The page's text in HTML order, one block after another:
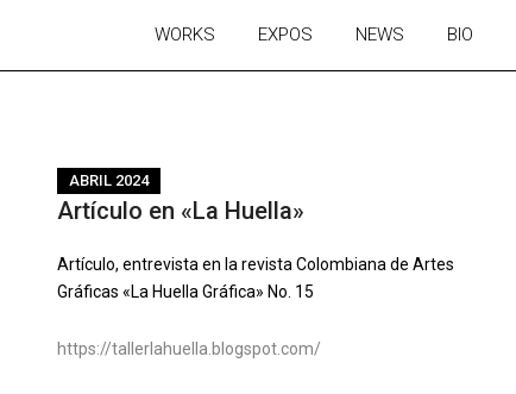
WORKS EXPOS NEWS BIO
ABRIL 2024
Artículo en «La Huella»
Artículo, entrevista en la revista Colombiana de Artes
Gráficas «La Huella Gráfica» No. 15
https://tallerlahuella.blogspot.com/